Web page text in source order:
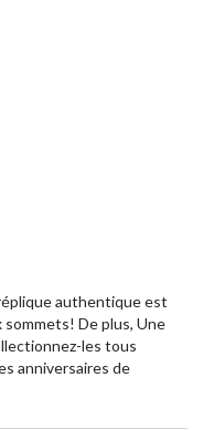
authentique est
De plus, Une
les tous
anniversaires de